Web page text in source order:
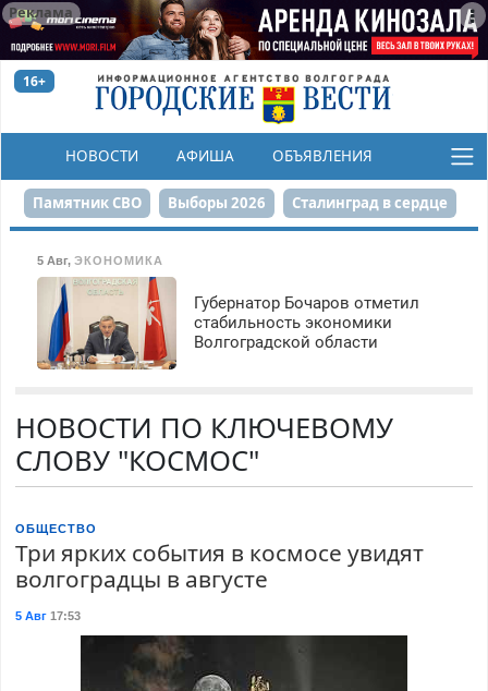
Реклама
16+
НОВОСТИ АФИША ОБЪЯВЛЕНИЯ
КОНКУРСЫ
Памятник СВО Выборы 2026 Сталинград в сердце
Реконструкция ЦПКиО На службе городу
80-летие Победы Парк Героев-летчиков
5 Авг, ЭКОНОМИКА
Губернатор Бочаров отметил
стабильность экономики
Волгоградской области
НОВОСТИ ПО КЛЮЧЕВОМУ
СЛОВУ "КОСМОС"
ОБЩЕСТВО
Три ярких события в космосе увидят
волгоградцы в августе
5 Авг17:53